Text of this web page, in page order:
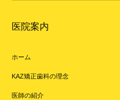
医院案内
ホーム
KAZ矯正歯科の理念
医師の紹介